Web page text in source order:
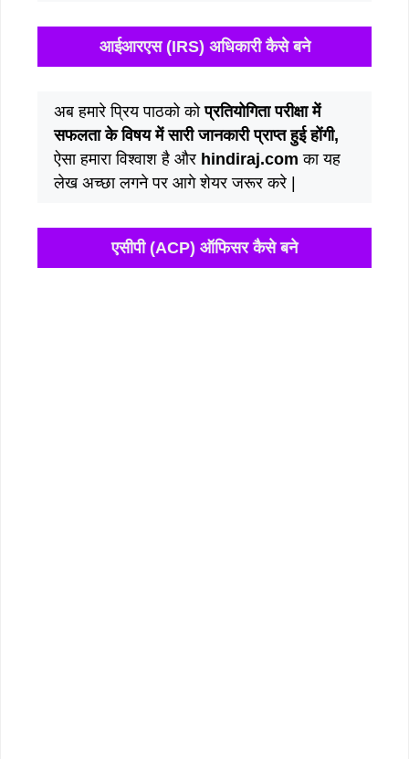
आईआरएस (IRS) अधिकारी कैसे बने
अब हमारे प्रिय पाठको कोप्रतियोगिता परीक्षा में
सफलता के विषय में सारी जानकारी प्राप्त हुई होंगी,
ऐसा हमारा विश्वाश है और hindiraj.com का यह
लेख अच्छा लगने पर आगे शेयर जरूर करे |
एसीपी (ACP) ऑफिसर कैसे बने